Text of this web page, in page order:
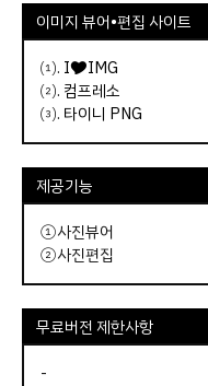
이미지 뷰어•편집 사이트
⑴. I🎔IMG
⑵. 컴프레소
⑶. 타이니 PNG
제공기능
①사진뷰어
②사진편집
무료버전 제한사항
-